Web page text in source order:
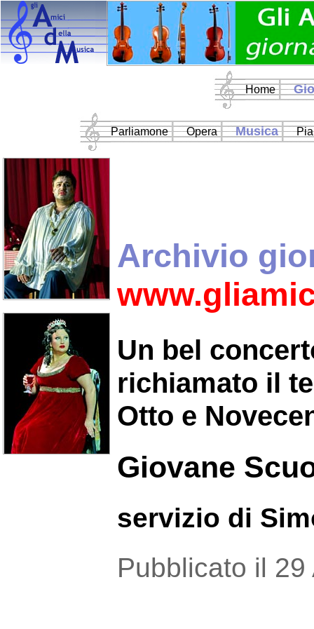
Home
Parliamone Opera Musica
Archivio
Un bel
richiamato il
Otto e
Giovane
servizio di
Pubblicato il